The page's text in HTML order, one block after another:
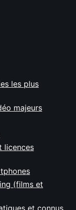
les plus
majeurs
licences
(films et
et connus